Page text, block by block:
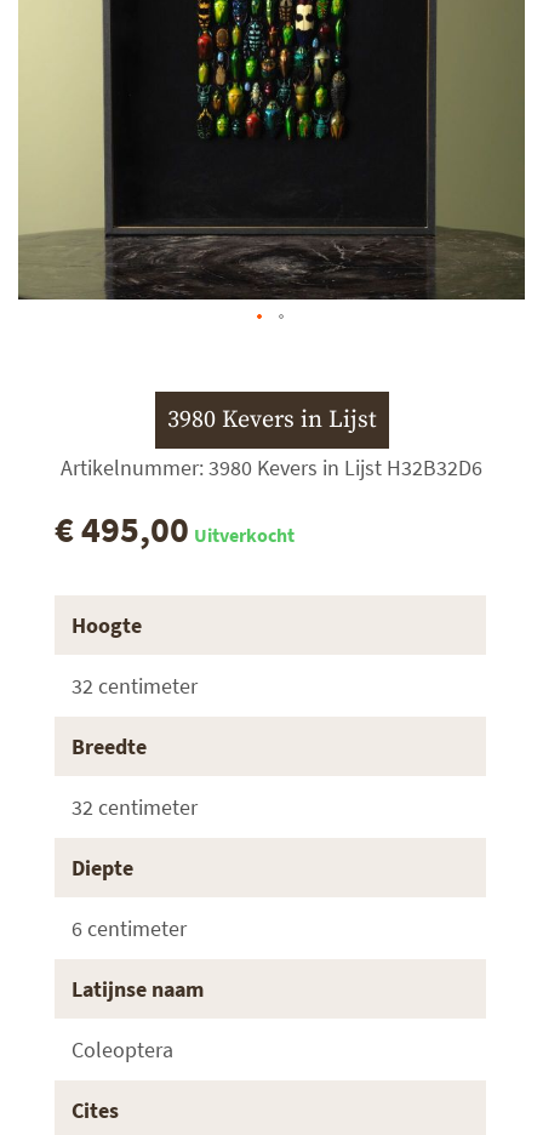
3980 Kevers in Lijst
Artikelnummer: 3980 Kevers in Lijst H32B32D6
€ 495,00 Uitverkocht
Hoogte
32 centimeter
Breedte
32 centimeter
Diepte
6 centimeter
Latijnse naam
Coleoptera
Cites